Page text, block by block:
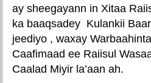
ay sheegayann in Xitaa
ka baaqsadey Kulankii
jeediyo , waxay
Caafimaad ee Raiisul
Caalad Miyir la’aan ah.